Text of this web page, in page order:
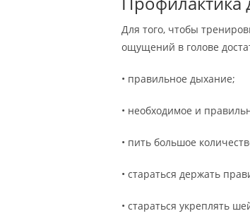
Для того, чтобы
ощущений в голове
• правильное дыхание;
• необходимое и
• пить большое
• стараться держать
• стараться укреплять